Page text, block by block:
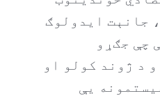
جانېت ایدولوګ
چې جګړو
د ژوند کولو او
یې